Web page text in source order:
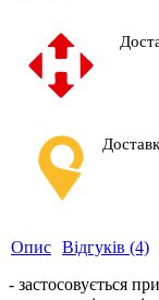
Опис Відгуків (4)
- застосовується